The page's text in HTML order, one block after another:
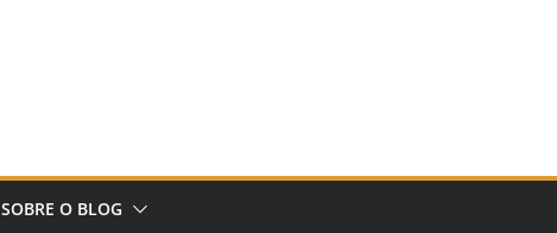
SOBRE O BLOG